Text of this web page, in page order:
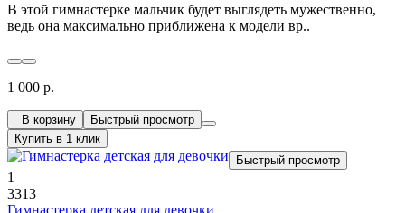
В этой гимнастерке мальчик будет выглядеть мужественно,
ведь она максимально приближена к модели вр..
1 000 р.
В корзину
Быстрый просмотр
Купить в 1 клик
Быстрый просмотр
1
3313
Гимнастерка детская для девочки